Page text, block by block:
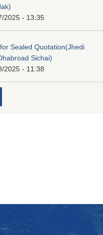
2025 - 13:35
Sealed Quotation(Jhedi
Sichai)
2025 - 11:38